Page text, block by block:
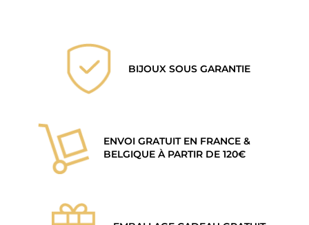
BIJOUX SOUS GARANTIE
ENVOI GRATUIT EN FRANCE &
BELGIQUE À PARTIR DE 120€